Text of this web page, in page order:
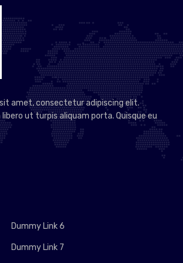
amet, consectetur adipiscing elit.
ut turpis aliquam porta. Quisque eu
Dummy Link 6
Dummy Link 7